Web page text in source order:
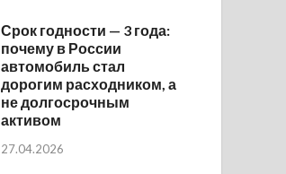
Срок годности — 3 года:
почему в России
автомобиль стал
дорогим расходником, а
не долгосрочным
активом
27.04.2026